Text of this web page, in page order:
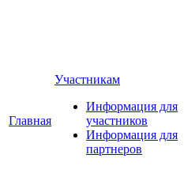
Главная
Участникам
Информация для
участников
Информация для
партнеров